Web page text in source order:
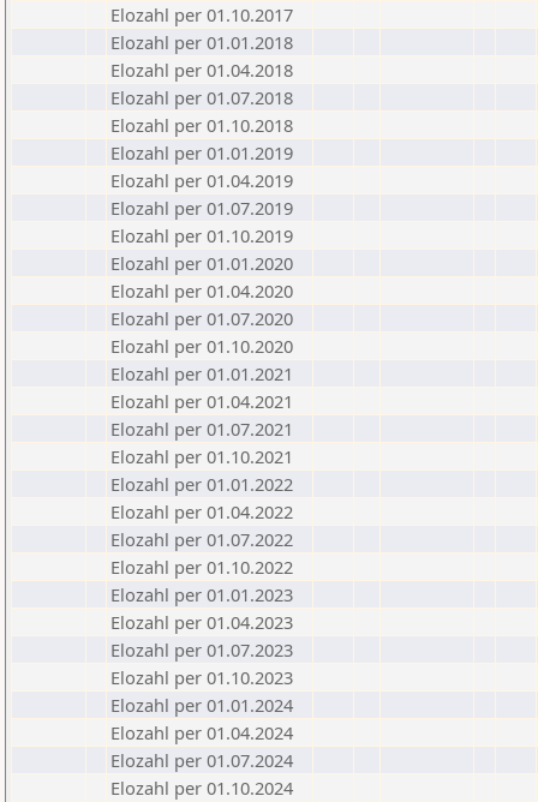
Elozahl per 01.10.2017
Elozahl per 01.01.2018
Elozahl per 01.04.2018
Elozahl per 01.07.2018
Elozahl per 01.10.2018
Elozahl per 01.01.2019
Elozahl per 01.04.2019
Elozahl per 01.07.2019
Elozahl per 01.10.2019
Elozahl per 01.01.2020
Elozahl per 01.04.2020
Elozahl per 01.07.2020
Elozahl per 01.10.2020
Elozahl per 01.01.2021
Elozahl per 01.04.2021
Elozahl per 01.07.2021
Elozahl per 01.10.2021
Elozahl per 01.01.2022
Elozahl per 01.04.2022
Elozahl per 01.07.2022
Elozahl per 01.10.2022
Elozahl per 01.01.2023
Elozahl per 01.04.2023
Elozahl per 01.07.2023
Elozahl per 01.10.2023
Elozahl per 01.01.2024
Elozahl per 01.04.2024
Elozahl per 01.07.2024
Elozahl per 01.10.2024